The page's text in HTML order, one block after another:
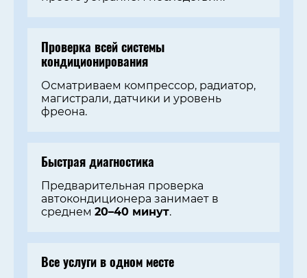
Проверка всей системы
кондиционирования
Осматриваем компрессор, радиатор,
магистрали, датчики и уровень
фреона.
Быстрая диагностика
Предварительная проверка
автокондиционера занимает в
среднем 20–40 минут.
Все услуги в одном месте